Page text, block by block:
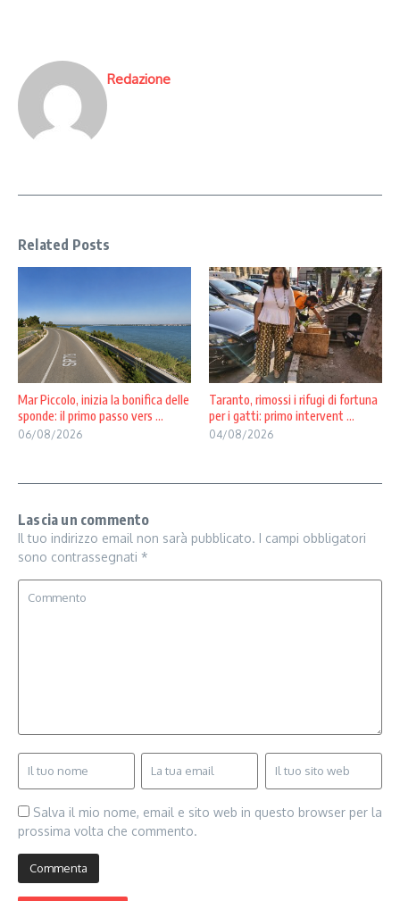
Redazione
Related Posts
Mar Piccolo, inizia la bonifica delle
sponde: il primo passo vers ...
06/08/2026
Taranto, rimossi i rifugi di fortuna
per i gatti: primo intervent ...
04/08/2026
Lascia un commento
Il tuo indirizzo email non sarà pubblicato. I campi obbligatori
sono contrassegnati *
Salva il mio nome, email e sito web in questo browser per la
prossima volta che commento.